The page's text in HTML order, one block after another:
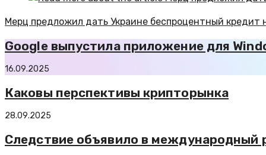
Мерц предложил дать Украине беспроцентный кредит
Google выпустила приложение для
16.09.2025
Каковы перспективы крипторынка
28.09.2025
Следствие объявило в международный